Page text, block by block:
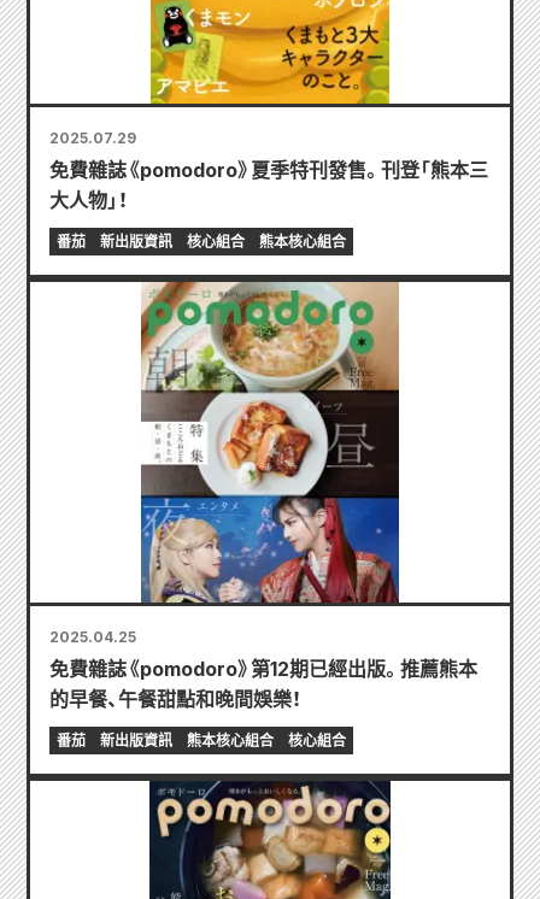
2025.07.29
免費雜誌《pomodoro》夏季特刊發售。刊登「熊本三
大人物」！
番茄 新出版資訊 核心組合 熊本核心組合
2025.04.25
免費雜誌《pomodoro》第12期已經出版。推薦熊本
的早餐、午餐甜點和晚間娛樂！
番茄 新出版資訊 熊本核心組合 核心組合